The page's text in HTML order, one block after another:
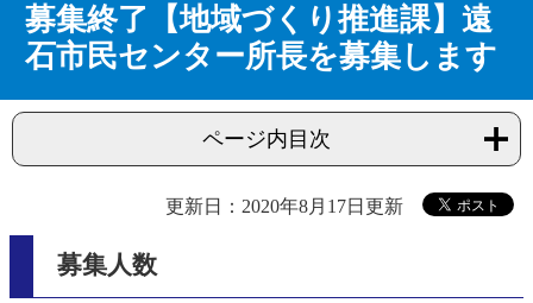
募集終了【地域づくり推進課】遠
石市民センター所長を募集します
ページ内目次
更新日：2020年8月17日更新
募集人数